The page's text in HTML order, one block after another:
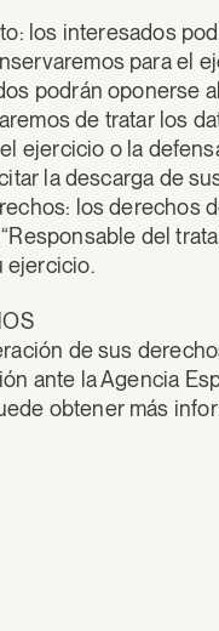
los interesados
para el
podrán oponerse
de tratar los
ejercicio o la
la descarga de
los derechos
del
ejercicio.
de sus
ante la Agencia
obtener más